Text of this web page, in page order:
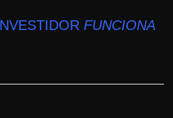
FUNCIONA